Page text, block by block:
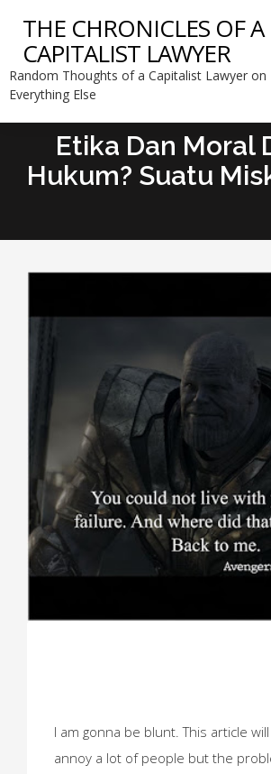
THE CHRONICLES OF A
CAPITALIST LAWYER
Random Thoughts of a Capitalist Lawyer on
Everything Else
Etika Dan Moral
Hukum? Suatu
I am gonna be blunt. This article
annoy a lot of people but the